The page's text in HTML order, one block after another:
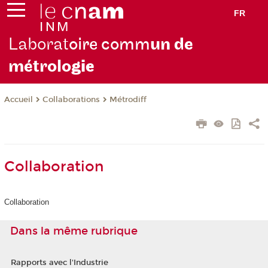
FR
Laboratoire commun de
métrologie
Accueil Collaborations Métrodiff
Collaboration
Collaboration
Dans la même rubrique
Rapports avec l'Industrie